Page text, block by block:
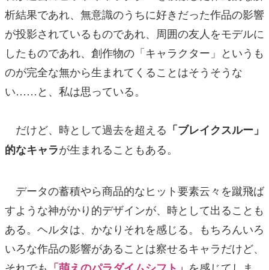
析結果であれ、無意識のうちに好きだった作品の影響
が投影されているものであれ、周囲の友人をモデルに
したものであれ、創作物の「キャラクター」というも
のが完全な無から生まれてくることはそうそうな
い……と、私は思っている。
だけど、時として過去を超える 「ブレイクスルー」
的なキャラが生まれることもある。
データの蓄積やら商品的なヒット要素云々を蹴飛ば
すような神がかり的デザインが、時として出ることも
ある。ヘルタは、かなりそれを感じる。もちろんいろ
いろな作品の影響があることは察せるキャラだけど、
それでも
を感じてしま